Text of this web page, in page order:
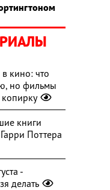
кино: что
но фильмы
книги
Поттера
-
делать